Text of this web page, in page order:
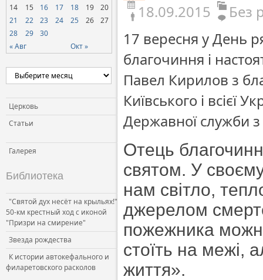
« Авг Окт »
14
15 16 17 18 19
20
21
22 23 24 25 26
27
28
29 30
Церковь
Статьи
Галерея
Библиотека
"Святой дух несёт на крыльях!"
50-км крестный ход с иконой
"Призри на смирение"
Звезда рождества
К истории автокефального и
филаретовского расколов
18.09.2015
Без
17 вересня у День
благочиння і
Павел Кирилов з
Київського і всієї
Державної служби з
Отець
святом. У
нам світло,
джерелом
пожежника
стоїть на межі,
життя».